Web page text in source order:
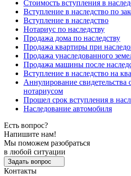
Стоимость вступления в
Вступление в наследство по
Вступление в наследство
Нотариус по наследству
Продажа дома по наследству
Продажа квартиры при
Продажа унаследованного
Продажа машины после
Вступление в наследство на
Аннулирование свидетельства
нотариусом
Прошел срок вступления в
Наследование автомобиля
Есть вопрос?
Напишите нам!
Мы поможем разобраться
в любой ситуации
Задать вопрос
Контакты